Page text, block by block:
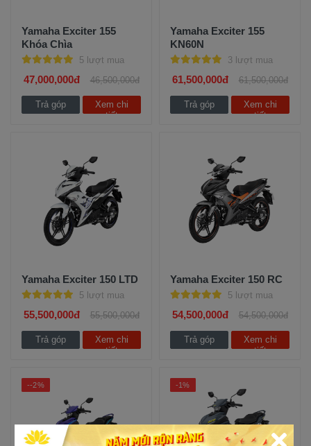
Yamaha Exciter 155
Khóa Chìa
5 lượt mua
47,000,000đ 46,500,000đ
Trả góp
Xem chi
tiết
Yamaha Exciter 155
KN60N
3 lượt mua
61,500,000đ 61,500,000đ
Trả góp
Xem chi
tiết
Yamaha Exciter 150 LTD
5 lượt mua
55,500,000đ 55,500,000đ
Trả góp
Xem chi
tiết
Yamaha Exciter 150 RC
5 lượt mua
54,500,000đ 54,500,000đ
Trả góp
Xem chi
tiết
--2% -1%